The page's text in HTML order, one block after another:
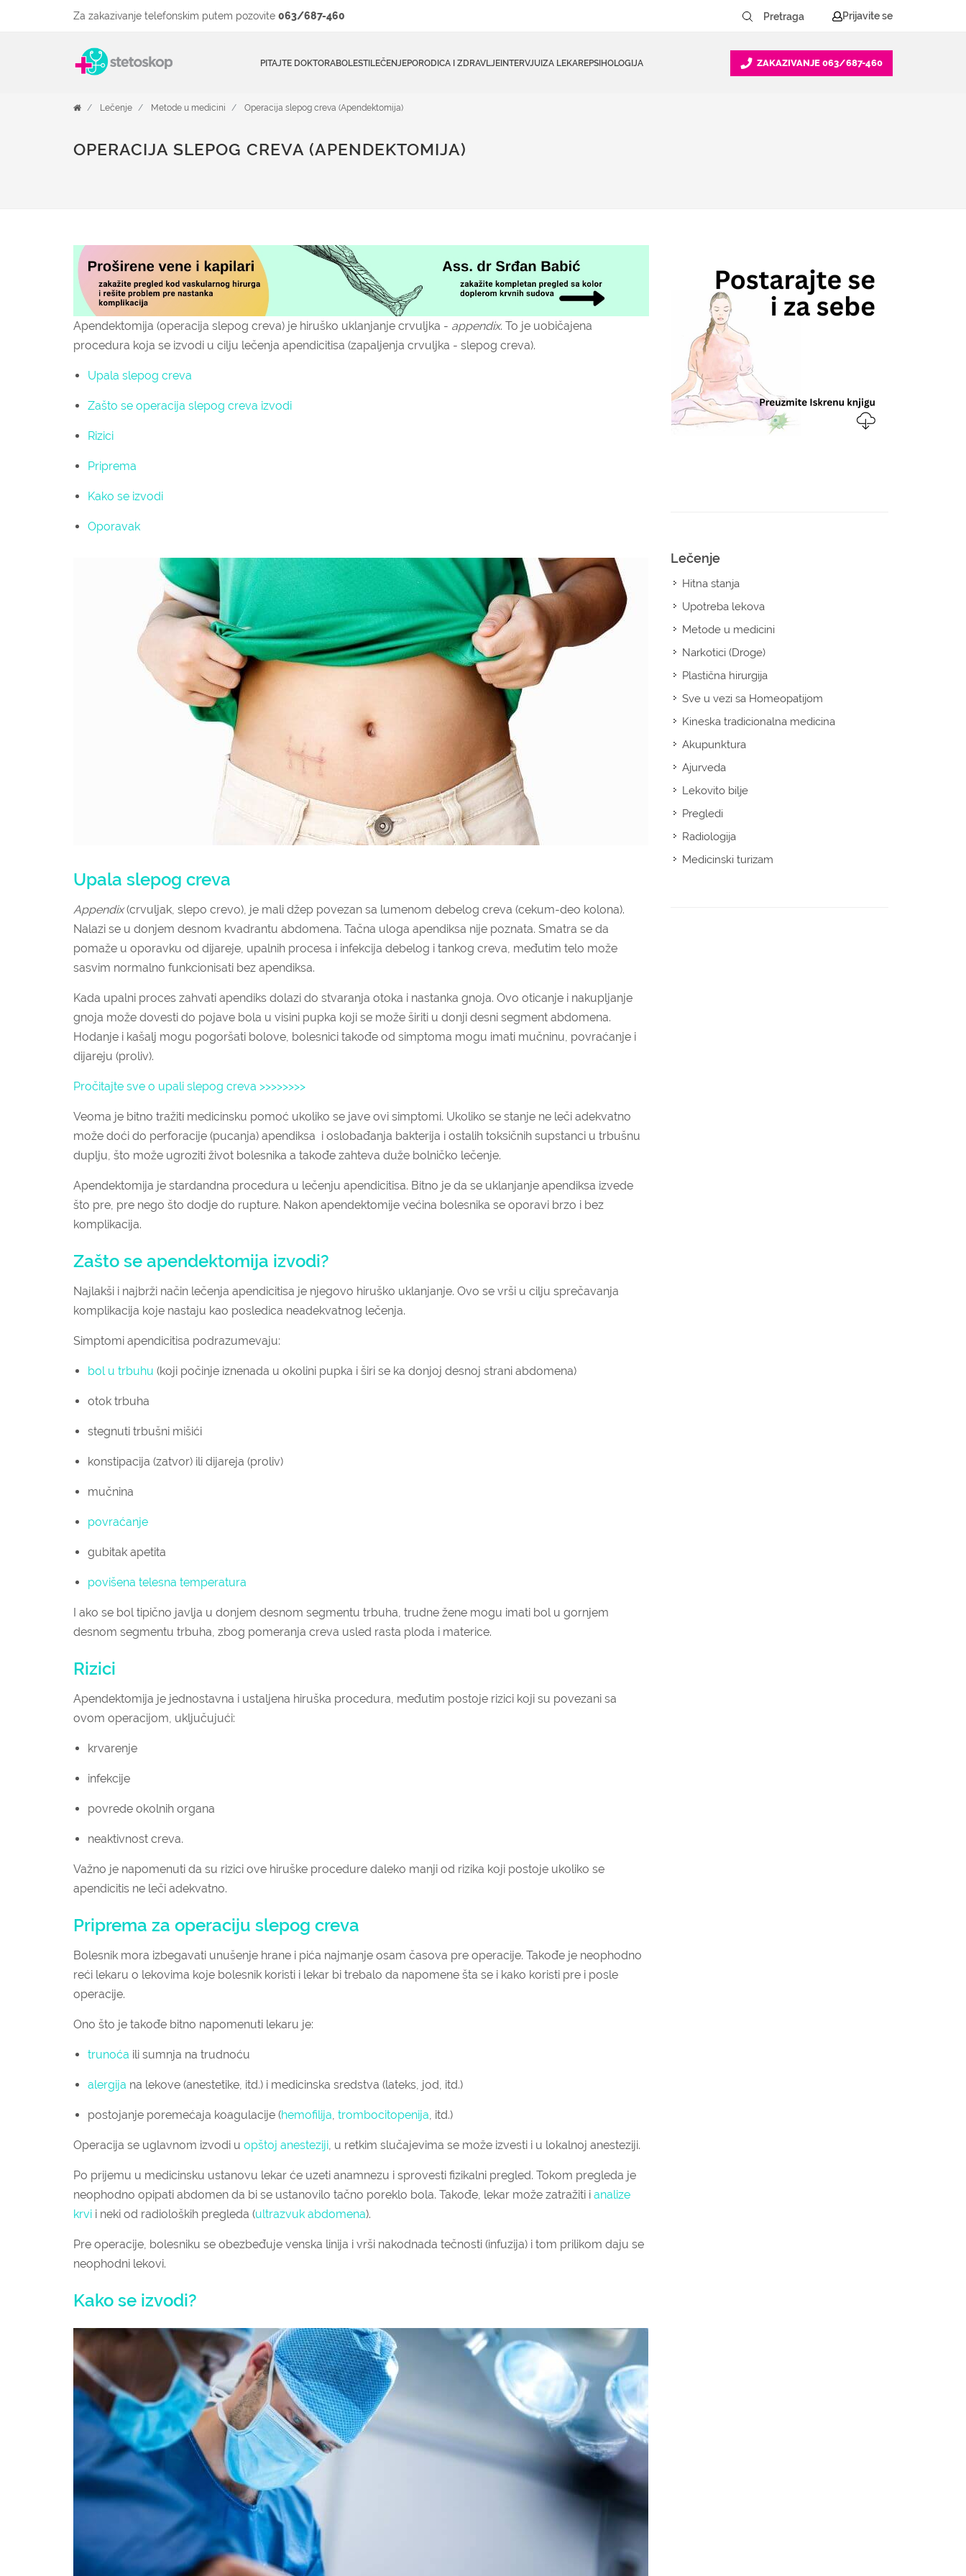
Za zakazivanje telefonskim putem pozovite 063/687-460 Prijavite se
PITAJTE DOKTORABOLESTILEČENJEPORODICA I ZDRAVLJEINTERVJUIZA LEKAREPSIHOLOGIJA ZAKAZIVANJE 063/687-460
Lečenje Metode u medicini Operacija slepog creva (Apendektomija)
OPERACIJA SLEPOG CREVA (APENDEKTOMIJA)
Apendektomija (operacija slepog creva) je hiruško uklanjanje crvuljka - appendix. To je uobičajena
procedura koja se izvodi u cilju lečenja apendicitisa (zapaljenja crvuljka - slepog creva).
Upala slepog creva
Zašto se operacija slepog creva izvodi
Rizici
Priprema
Kako se izvodi
Oporavak
Upala slepog creva
Appendix(crvuljak, slepo crevo), je mali džep povezan sa lumenom debelog creva (cekum-deo kolona).
Nalazi se u donjem desnom kvadrantu abdomena. Tačna uloga apendiksa nije poznata. Smatra se da
pomaže u oporavku od dijareje, upalnih procesa i infekcija debelog i tankog creva, međutim telo može
sasvim normalno funkcionisati bez apendiksa.
Kada upalni proces zahvati apendiks dolazi do stvaranja otoka i nastanka gnoja. Ovo oticanje i nakupljanje
gnoja može dovesti do pojave bola u visini pupka koji se može širiti u donji desni segment abdomena.
Hodanje i kašalj mogu pogoršati bolove, bolesnici takođe od simptoma mogu imati mučninu, povraćanje i
dijareju (proliv).
Pročitajte sve o upali slepog creva >>>>>>>>
Veoma je bitno tražiti medicinsku pomoć ukoliko se jave ovi simptomi. Ukoliko se stanje ne leči adekvatno
može doći do perforacije (pucanja) apendiksa i oslobađanja bakterija i ostalih toksičnih supstanci u trbušnu
duplju, što može ugroziti život bolesnika a takođe zahteva duže bolničko lečenje.
Apendektomija je stardandna procedura u lečenju apendicitisa. Bitno je da se uklanjanje apendiksa izvede
što pre, pre nego što dodje do rupture. Nakon apendektomije većina bolesnika se oporavi brzo i bez
komplikacija.
Zašto se apendektomija izvodi?
Najlakši i najbrži način lečenja apendicitisa je njegovo hiruško uklanjanje. Ovo se vrši u cilju sprečavanja
komplikacija koje nastaju kao posledica neadekvatnog lečenja.
Simptomi apendicitisa podrazumevaju:
bol u trbuhu (koji počinje iznenada u okolini pupka i širi se ka donjoj desnoj strani abdomena)
otok trbuha
stegnuti trbušni mišići
konstipacija (zatvor) ili dijareja (proliv)
mučnina
povraćanje
gubitak apetita
povišena telesna temperatura
I ako se bol tipično javlja u donjem desnom segmentu trbuha, trudne žene mogu imati bol u gornjem
desnom segmentu trbuha, zbog pomeranja creva usled rasta ploda i materice.
Rizici
Apendektomija je jednostavna i ustaljena hiruška procedura, međutim postoje rizici koji su povezani sa
ovom operacijom, uključujući:
krvarenje
infekcije
povrede okolnih organa
neaktivnost creva.
Važno je napomenuti da su rizici ove hiruške procedure daleko manji od rizika koji postoje ukoliko se
apendicitis ne leči adekvatno.
Priprema za operaciju slepog creva
Bolesnik mora izbegavati unušenje hrane i pića najmanje osam časova pre operacije. Takođe je neophodno
reći lekaru o lekovima koje bolesnik koristi i lekar bi trebalo da napomene šta se i kako koristi pre i posle
operacije.
Ono što je takođe bitno napomenuti lekaru je:
trunoća ili sumnja na trudnoću
alergija na lekove (anestetike, itd.) i medicinska sredstva (lateks, jod, itd.)
postojanje poremećaja koagulacije (hemofilija, trombocitopenija, itd.)
Operacija se uglavnom izvodi u opštoj anesteziji, u retkim slučajevima se može izvesti i u lokalnoj anesteziji.
Po prijemu u medicinsku ustanovu lekar će uzeti anamnezu i sprovesti fizikalni pregled. Tokom pregleda je
neophodno opipati abdomen da bi se ustanovilo tačno poreklo bola. Takođe, lekar može zatražiti i analize
krvi i neki od radioloških pregleda (ultrazvuk abdomena).
Pre operacije, bolesniku se obezbeđuje venska linija i vrši nakodnada tečnosti (infuzija) i tom prilikom daju se
neophodni lekovi.
Kako se izvodi?
Lečenje
Hitna stanja
Upotreba lekova
Metode u medicini
Narkotici (Droge)
Plastična hirurgija
Sve u vezi sa Homeopatijom
Kineska tradicionalna medicina
Akupunktura
Ajurveda
Lekovito bilje
Pregledi
Radiologija
Medicinski turizam